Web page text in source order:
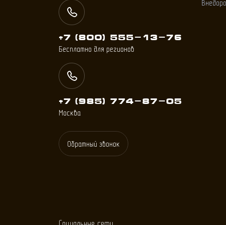
+7 (800) 555-13-76
Бесплатно для регионов
+7 (985) 774-87-05
Москва
Обратный звонок